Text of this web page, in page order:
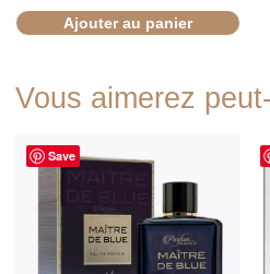
Ajouter au panier
Vous aimerez
Save